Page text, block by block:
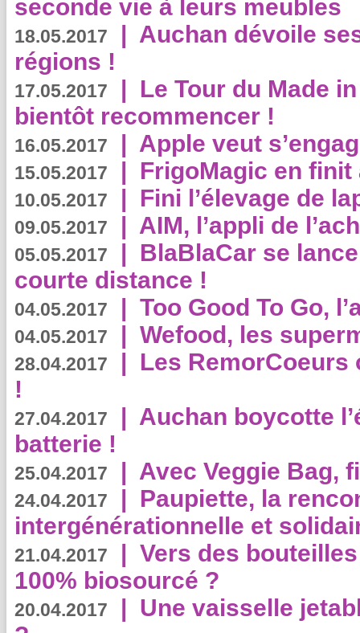
seconde vie à leurs meubles
18.05.2017 | Auchan dévoile
régions !
17.05.2017 | Le Tour du Made
bientôt recommencer !
16.05.2017 | Apple veut
15.05.2017 | FrigoMagic en
10.05.2017 | Fini l’élevage de
09.05.2017 | AIM, l’appli de
05.05.2017 | BlaBlaCar se
courte distance !
04.05.2017 | Too Good To Go,
04.05.2017 | Wefood, les
28.04.2017 | Les RemorCoeurs
!
27.04.2017 | Auchan boycotte
batterie !
25.04.2017 | Avec Veggie Bag,
24.04.2017 | Paupiette, la
intergénérationnelle et
21.04.2017 | Vers des
100% biosourcé ?
20.04.2017 | Une vaisselle